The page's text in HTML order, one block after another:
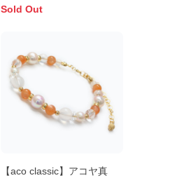
Sold Out
【aco classic】アコヤ真